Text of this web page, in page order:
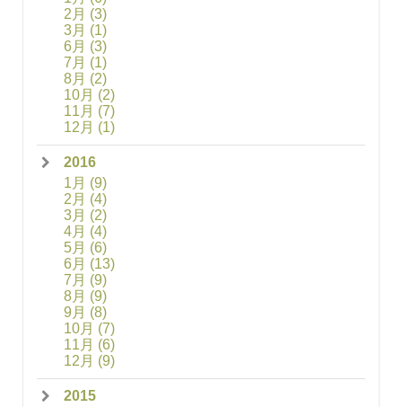
2月 (3)
3月 (1)
6月 (3)
7月 (1)
8月 (2)
10月 (2)
11月 (7)
12月 (1)
2016
1月 (9)
2月 (4)
3月 (2)
4月 (4)
5月 (6)
6月 (13)
7月 (9)
8月 (9)
9月 (8)
10月 (7)
11月 (6)
12月 (9)
2015